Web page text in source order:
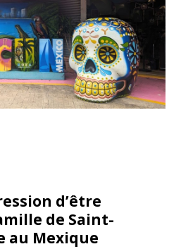
d’être
de Saint-
au Mexique